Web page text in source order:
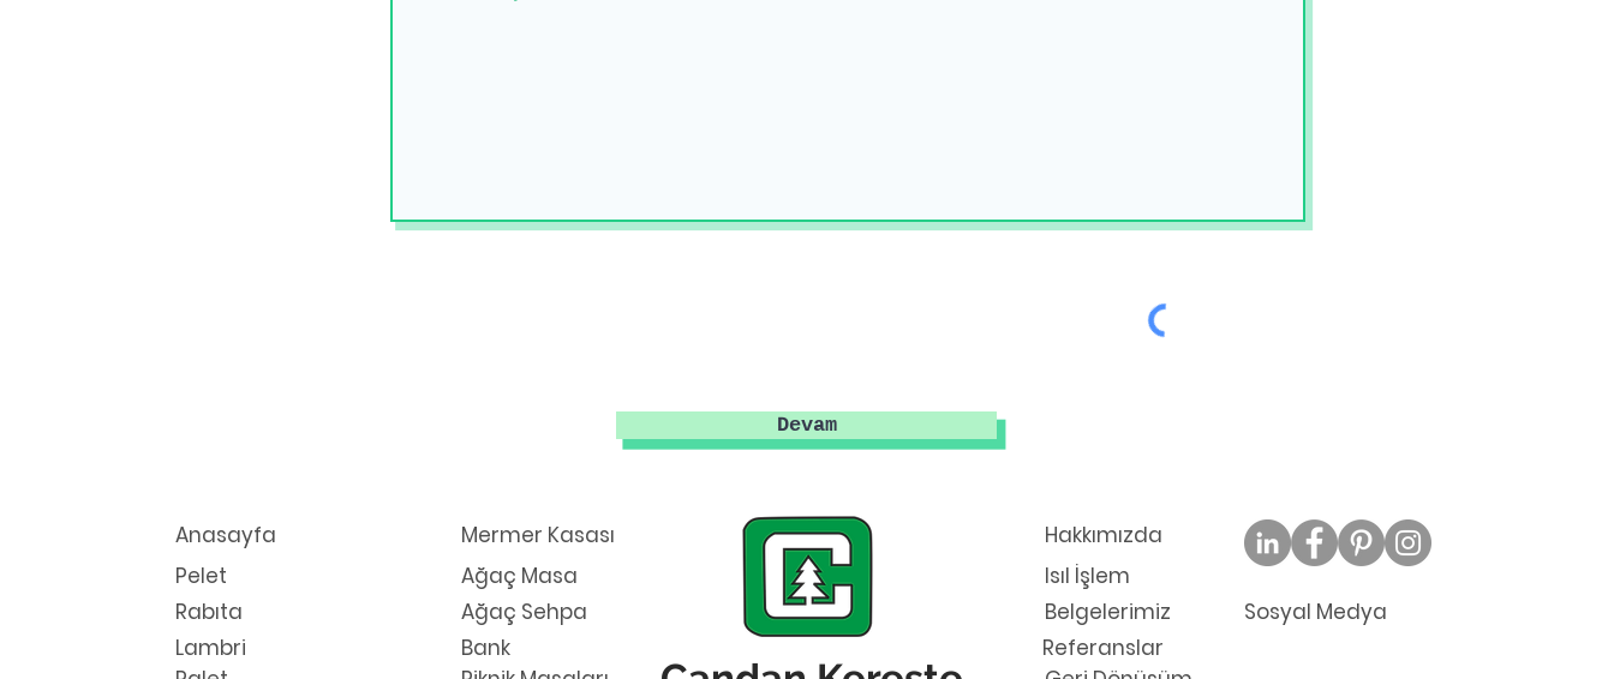
Devam
Anasayfa
Pelet
Rabıta
Lambri
Mermer Kasası
Ağaç Masa
Ağaç Sehpa
Bank
Hakkımızda
Isıl İşlem
Belgelerimiz
Sosyal Medya
Referanslar